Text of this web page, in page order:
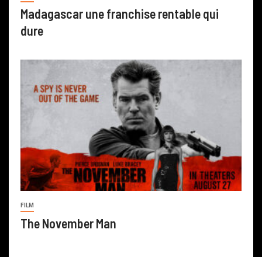
Madagascar une franchise rentable qui
dure
FILM
The November Man